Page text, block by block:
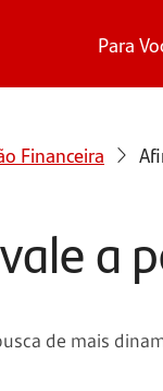
Para
Financeira
a
de mais